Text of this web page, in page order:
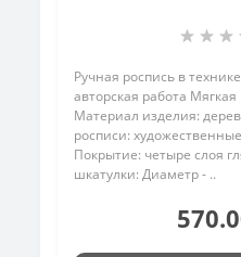
Ручная роспись в
авторская работа
Материал изделия:
росписи:
Покрытие: четыре слоя
шкатулки: Диаметр - ..